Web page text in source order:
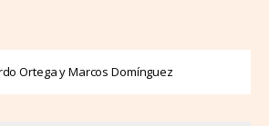
Ortega y Marcos Domínguez